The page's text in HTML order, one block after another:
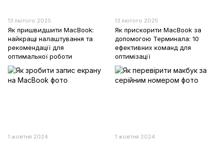
13 лютого 2025
Як пришвидшити MacBook:
найкращі налаштування та
рекомендації для
оптимальної роботи
13 лютого 2025
Як прискорити MacBook за
допомогою Терминала: 10
ефективних команд для
оптимізації
1 жовтня 2024 1 жовтня 2024